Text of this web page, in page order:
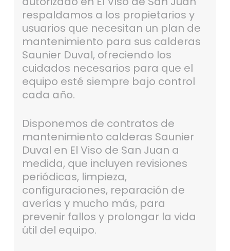
respaldamos a los propietarios y
usuarios que necesitan un plan de
mantenimiento para sus calderas
Saunier Duval, ofreciendo los
cuidados necesarios para que el
equipo esté siempre bajo control
cada año.
Disponemos de contratos de
mantenimiento calderas Saunier
Duval en El Viso de San Juan a
medida, que incluyen revisiones
periódicas, limpieza,
configuraciones, reparación de
averías y mucho más, para
prevenir fallos y prolongar la vida
útil del equipo.